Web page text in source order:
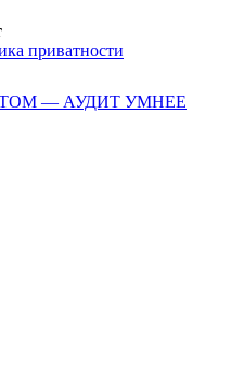
приватности
— АУДИТ УМНЕЕ